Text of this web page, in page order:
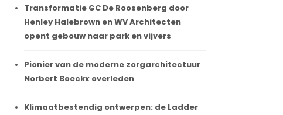
Transformatie GC De Roosenberg door
Henley Halebrown en WV Architecten
opent gebouw naar park en vijvers
Pionier van de moderne zorgarchitectuur
Norbert Boeckx overleden
Klimaatbestendig ontwerpen: de Ladder